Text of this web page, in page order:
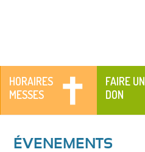
HORAIRES
MESSES
FAIRE UN
DON
ÉVENEMENTS